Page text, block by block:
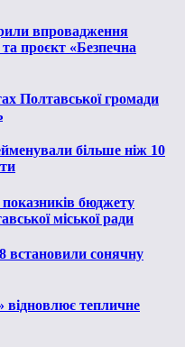
впровадження
проєкт «Безпечна
Полтавської громади
більше ніж 10
бюджету
міської ради
сонячну
відновлює тепличне